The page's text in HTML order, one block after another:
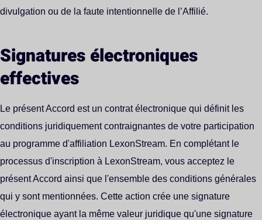
divulgation ou de la faute intentionnelle de l’Affilié.
Signatures électroniques
effectives
Le présent Accord est un contrat électronique qui définit les
conditions juridiquement contraignantes de votre participation
au programme d'affiliation LexonStream. En complétant le
processus d'inscription à LexonStream, vous acceptez le
présent Accord ainsi que l'ensemble des conditions générales
qui y sont mentionnées. Cette action crée une signature
électronique ayant la même valeur juridique qu'une signature